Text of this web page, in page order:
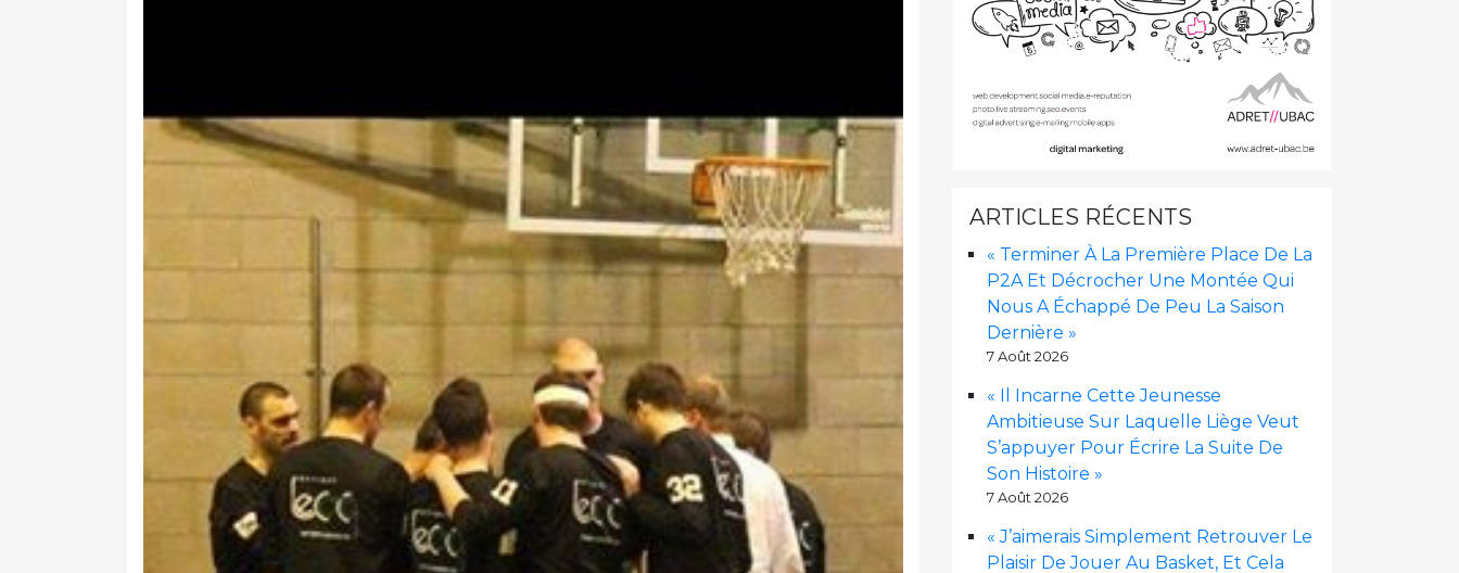
ARTICLES RÉCENTS
« Terminer À La Première Place De La
P2A Et Décrocher Une Montée Qui
Nous A Échappé De Peu La Saison
Dernière »
7 Août 2026
« Il Incarne Cette Jeunesse
Ambitieuse Sur Laquelle Liège Veut
S’appuyer Pour Écrire La Suite De
Son Histoire »
7 Août 2026
« J’aimerais Simplement Retrouver Le
Plaisir De Jouer Au Basket, Et Cela